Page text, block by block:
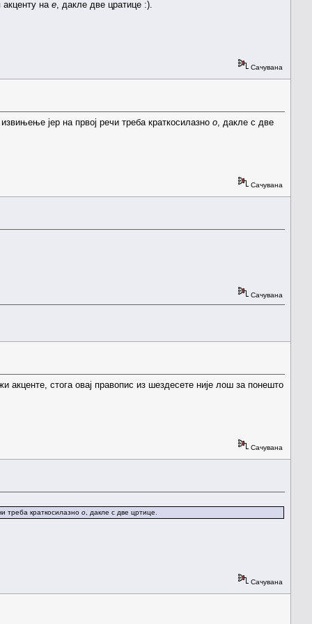
акценту на е , дакле две цратице :).
Сачувана
извињење јер на првој речи треба краткосилазно о , дакле с две
Сачувана
Сачувана
стога овај правопис из шездесете није лош за понешто
Сачувана
треба краткосилазно о , дакле с две цртице.
Сачувана